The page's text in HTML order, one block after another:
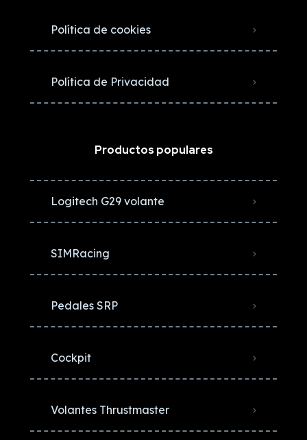
Política de cookies
Política de Privacidad
Productos populares
Logitech G29 volante
SIMRacing
Pedales SRP
Cockpit
Volantes Thrustmaster